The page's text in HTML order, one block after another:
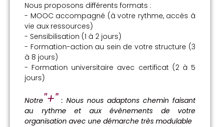
Nous proposons différents formats :
- MOOC accompagné (à votre rythme, accès à
vie aux ressources)
- Sensibilisation (1 à 2 jours)
- Formation-action au sein de votre structure (3
à 8 jours)
- Formation universitaire avec certificat (2 à 5
jours)
Notre"+" : Nous nous adaptons chemin faisant
au rythme et aux évènements de votre
organisation avec une démarche très modulable